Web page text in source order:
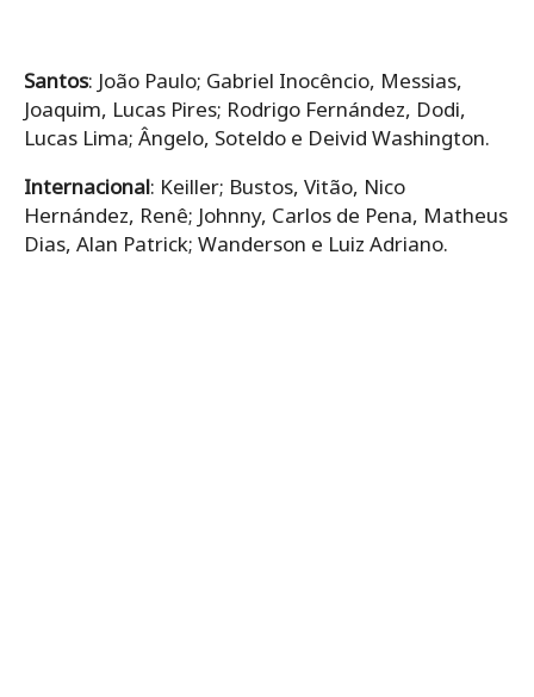
Santos: João Paulo; Gabriel Inocêncio, Messias,
Joaquim, Lucas Pires; Rodrigo Fernández, Dodi,
Lucas Lima; Ângelo, Soteldo e Deivid Washington.
Internacional: Keiller; Bustos, Vitão, Nico
Hernández, Renê; Johnny, Carlos de Pena, Matheus
Dias, Alan Patrick; Wanderson e Luiz Adriano.